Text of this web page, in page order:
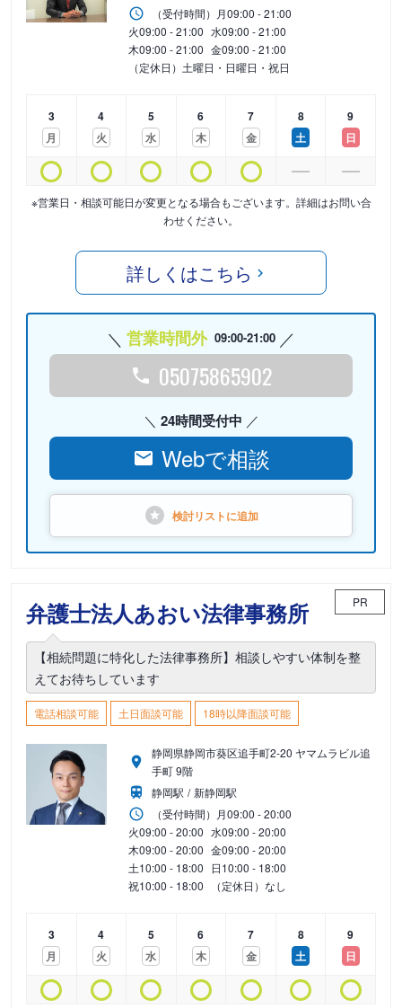
（受付時間） 月09:00 - 21:00
火09:00 - 21:00 水09:00 - 21:00
木09:00 - 21:00 金09:00 - 21:00
（定休日）土曜日・日曜日・祝日
3
月
4
火
5
水
6
木
7
金
8
土
9
日
※営業日・相談可能日が変更となる場合もございます。詳細はお問い合
わせください。
詳しくはこちら
営業時間外 09:00-21:00
05075865902
24時間受付中
Webで相談
検討リストに追加
弁護士法人あおい法律事務所 PR
【相続問題に特化した法律事務所】相談しやすい体制を整
えてお待ちしています
電話相談可能 土日面談可能 18時以降面談可能
静岡県静岡市葵区追手町2-20 ヤマムラビル追
手町 9階
静岡駅
新静岡駅
（受付時間） 月09:00 - 20:00
火09:00 - 20:00 水09:00 - 20:00
木09:00 - 20:00 金09:00 - 20:00
土10:00 - 18:00 日10:00 - 18:00
祝10:00 - 18:00 （定休日）なし
3
月
4
火
5
水
6
木
7
金
8
土
9
日